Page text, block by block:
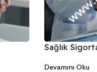
Sağlık
Devamını Oku